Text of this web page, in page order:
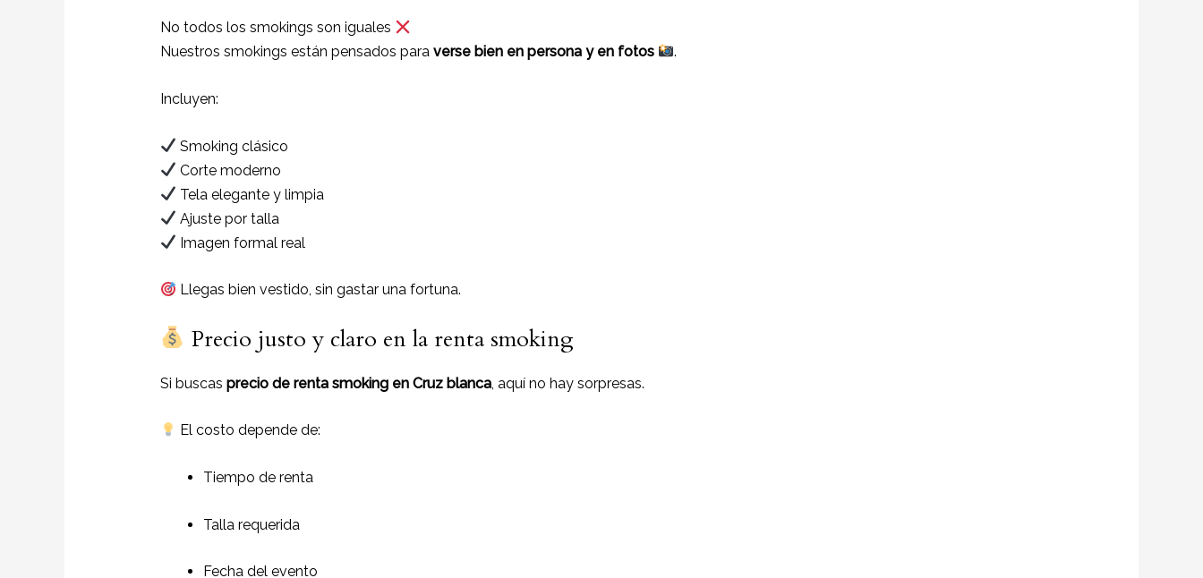
No todos los smokings son iguales
Nuestros smokings están pensados para verse bien en persona y en fotos .
Incluyen:
Smoking clásico
Corte moderno
Tela elegante y limpia
Ajuste por talla
Imagen formal real
Llegas bien vestido, sin gastar una fortuna.
Precio justo y claro en la renta smoking
Si buscas precio de renta smoking en Cruz blanca, aquí no hay sorpresas.
El costo depende de:
Tiempo de renta
Talla requerida
Fecha del evento